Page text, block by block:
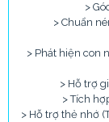
>
> Chuẩn
> Phát hiện con
> Hỗ trợ
> Tích
> Hỗ trợ thẻ nhớ